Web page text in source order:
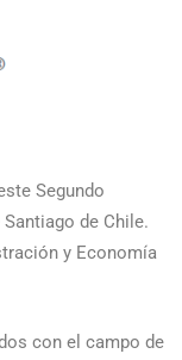
Segundo
de Chile.
y Economía
con el campo de